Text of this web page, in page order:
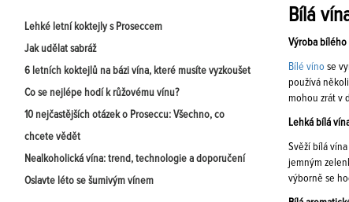
Lehké letní koktejly s Proseccem
Jak udělat sabráž
6 letních koktejlů na bázi vína, které musíte vyzkoušet
Co se nejlépe hodí k růžovému vínu?
10 nejčastějších otázek o Proseccu: Všechno, co
chcete vědět
Nealkoholická vína: trend, technologie a doporučení
Oslavte léto se šumivým vínem
Bílá
Výroba bílého
Bílé víno se
používá
mohou zrát v
Lehká bílá
Svěží bílá
jemným
výborně se